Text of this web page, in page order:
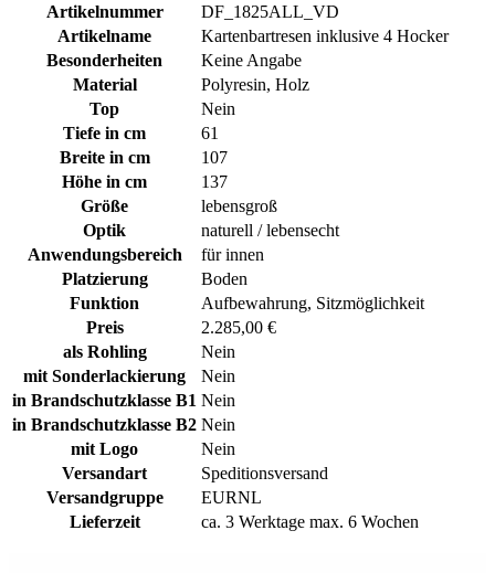
Artikelnummer
DF_1825ALL_VD
Artikelname
Kartenbartresen inklusive 4 Hocker
Besonderheiten
Keine Angabe
Material
Polyresin, Holz
Top
Nein
Tiefe in cm
61
Breite in cm
107
Höhe in cm
137
Größe
lebensgroß
Optik
naturell / lebensecht
Anwendungsbereich
für innen
Platzierung
Boden
Funktion
Aufbewahrung, Sitzmöglichkeit
Preis
2.285,00 €
als Rohling
Nein
mit Sonderlackierung
Nein
in Brandschutzklasse B1 Nein
in Brandschutzklasse B2 Nein
mit Logo
Nein
Versandart
Speditionsversand
Versandgruppe
EURNL
Lieferzeit
ca. 3 Werktage max. 6 Wochen